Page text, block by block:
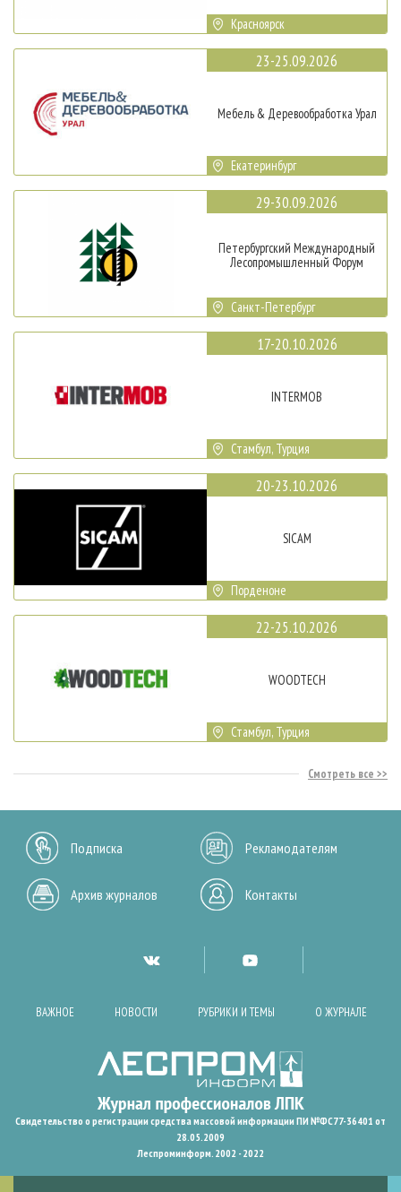
Красноярск
23-25.09.2026
Мебель & Деревообработка Урал
Екатеринбург
29-30.09.2026
Петербургский Международный
Лесопромышленный Форум
Санкт-Петербург
17-20.10.2026
INTERMOB
Стамбул, Турция
20-23.10.2026
SICAM
Порденоне
22-25.10.2026
WOODTECH
Стамбул, Турция
Смотреть все
Подписка Рекламодателям
Архив журналов Контакты
ВАЖНОЕ НОВОСТИ РУБРИКИ И ТЕМЫ О ЖУРНАЛЕ
Свидетельство о регистрации средства массовой информации ПИ №ФС77-36401 от
28.05.2009
Леспроминформ. 2002 - 2022